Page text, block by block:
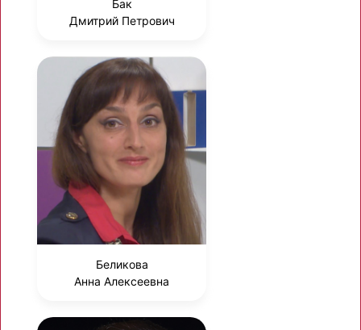
Бак
Дмитрий Петрович
Беликова
Анна Алексеевна